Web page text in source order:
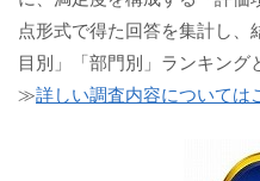
点形式で得た回答を集計し
目別」「部門別」ランキング
≫詳しい調査内容については